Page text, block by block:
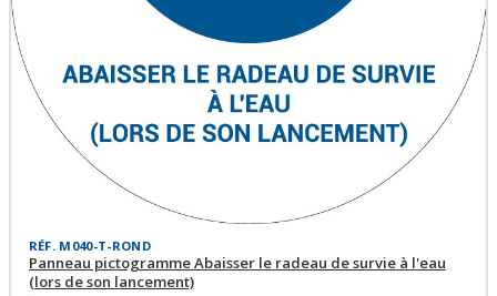
RÉF. M040-T-ROND
Panneau pictogramme Abaisser le radeau de survie à l'eau
(lors de son lancement)